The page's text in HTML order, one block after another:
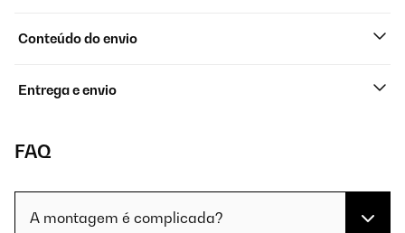
Conteúdo do envio
Entrega e envio
FAQ
A montagem é complicada?